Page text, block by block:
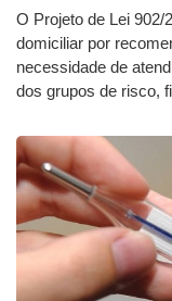
O Projeto de Lei
domiciliar por
necessidade de
dos grupos de risco,